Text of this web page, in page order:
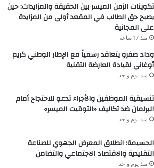
تكوينات الزمن الميسر بين الحقيقة والمزايدات: حين
يصبح حق الطالب في المقعد أولى من المزايدة
على المجانية
منذ 17 ساعة
وداد صفرو يتعاقد رسمياً مع الإطار الوطني كريم
أوغاني لقيادة العارضة التقنية
منذ يوم واحد
تنسيقية الموظفين والأجراء تدعو للاحتجاج أمام
البرلمان ضد تكاليف «التوقيت الميسر»
منذ يوم واحد
الحسيمة: انطلاق المعرض الجهوي للصناعة
التقليدية والاقتصاد الاجتماعي والتضامن
منذ يوم واحد